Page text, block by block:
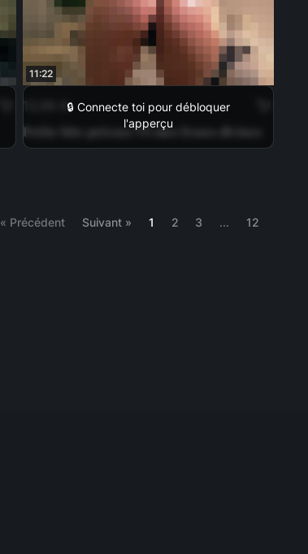
11:22
🔒 Connecte toi pour débloquer
l'apperçu
13,99 €
Petite bite précoce VS mes fesses divines
« Précédent Suivant » 1 (current)
2 3 ... 12